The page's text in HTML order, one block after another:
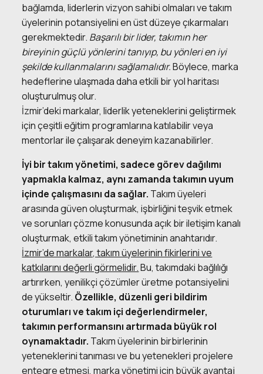
bağlamda, liderlerin vizyon sahibi olmaları ve takım
üyelerinin potansiyelini en üst düzeye çıkarmaları
gerekmektedir. Başarılı bir lider, takımın her
bireyinin güçlü yönlerini tanıyıp, bu yönleri en iyi
şekilde kullanmalarını sağlamalıdır.Böylece, marka
hedeflerine ulaşmada daha etkili bir yol haritası
oluşturulmuş olur.
İzmir’deki markalar, liderlik yeteneklerini geliştirmek
için çeşitli eğitim programlarına katılabilir veya
mentorlar ile çalışarak deneyim kazanabilirler.
İyi bir takım yönetimi, sadece görev dağılımı
yapmakla kalmaz, aynı zamanda takımın uyum
içinde çalışmasını da sağlar. Takım üyeleri
arasında güven oluşturmak, işbirliğini teşvik etmek
ve sorunları çözme konusunda açık bir iletişim kanalı
oluşturmak, etkili takım yönetiminin anahtarıdır.
İzmir’de markalar, takım üyelerinin fikirlerini ve
katkılarını değerli görmelidir.Bu, takımdaki bağlılığı
artırırken, yenilikçi çözümler üretme potansiyelini
de yükseltir. Özellikle, düzenli geri bildirim
oturumları ve takım içi değerlendirmeler,
takımın performansını artırmada büyük rol
oynamaktadır. Takım üyelerinin birbirlerinin
yeteneklerini tanıması ve bu yetenekleri projelere
entegre etmesi,marka yönetimiiçin büyük avantaj